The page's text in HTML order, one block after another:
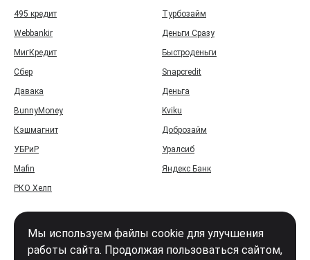
495 кредит
Турбозайм
Webbankir
Деньги Сразу
МигКредит
Быстроденьги
Сбер
Snapcredit
Давака
Деньга
BunnyMoney
Kviku
Кэшмагнит
Доброзайм
УБРиР
Уралсиб
Mafin
Яндекс Банк
РКО Хелп
Мы используем файлы cookie для улучшения
работы сайта. Продолжая пользоваться сайтом,